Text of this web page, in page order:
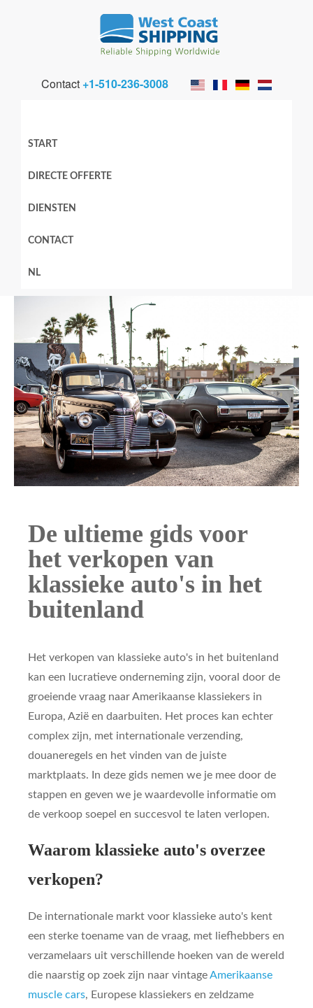
Contact +1-510-236-3008
START
DIRECTE OFFERTE
DIENSTEN
CONTACT
NL
De ultieme gids voor
het verkopen van
klassieke auto's in het
buitenland
Het verkopen van klassieke auto's in het buitenland
kan een lucratieve onderneming zijn, vooral door de
groeiende vraag naar Amerikaanse klassiekers in
Europa, Azië en daarbuiten. Het proces kan echter
complex zijn, met internationale verzending,
douaneregels en het vinden van de juiste
marktplaats. In deze gids nemen we je mee door de
stappen en geven we je waardevolle informatie om
de verkoop soepel en succesvol te laten verlopen.
Waarom klassieke auto's overzee
verkopen?
De internationale markt voor klassieke auto's kent
een sterke toename van de vraag, met liefhebbers en
verzamelaars uit verschillende hoeken van de wereld
die naarstig op zoek zijn naar vintageAmerikaanse
muscle cars, Europese klassiekers en zeldzame